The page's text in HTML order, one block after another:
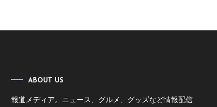
ABOUT US
報道メディア。ニュース、グルメ、グッズなど情報配信